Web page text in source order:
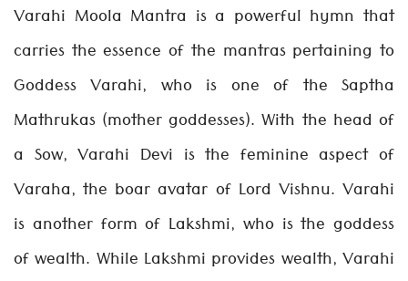
Varahi Moola Mantra is a powerful hymn that
carries the essence of the mantras pertaining to
Goddess Varahi, who is one of the Saptha
Mathrukas (mother goddesses). With the head of
a Sow, Varahi Devi is the feminine aspect of
Varaha, the boar avatar of Lord Vishnu. Varahi
is another form of Lakshmi, who is the goddess
of wealth. While Lakshmi provides wealth, Varahi